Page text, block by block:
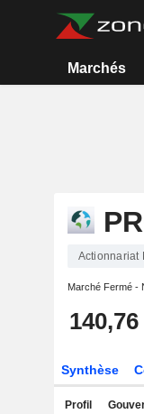
Marchés
Actionnariat
Marché Fermé -
140,76
Synthèse
Profil